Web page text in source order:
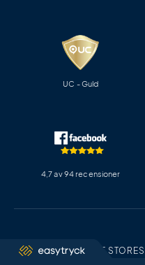
EASY ONLINE
UC - Guld
4,7 av 94 recensioner